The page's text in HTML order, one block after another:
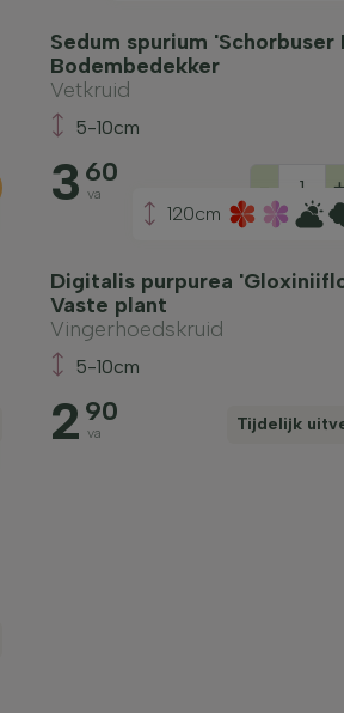
Sedum spurium 'Schorbuser
Bodembedekker
Vetkruid
5-10cm
3 60
va -
120cm
Digitalis purpurea
Vaste plant
Vingerhoedskruid
5-10cm
2 90
va Tijdelijk